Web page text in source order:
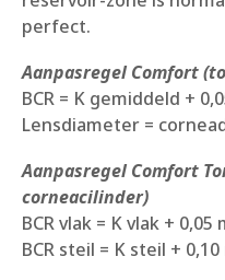
perfect.
Aanpasregel Comfort
BCR = K gemiddeld +
Lensdiameter =
Aanpasregel Comfort
corneacilinder)
BCR vlak = K vlak + 0,05
BCR steil = K steil +